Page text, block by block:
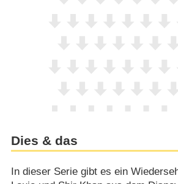
Dies & das
In dieser Serie gibt es ein